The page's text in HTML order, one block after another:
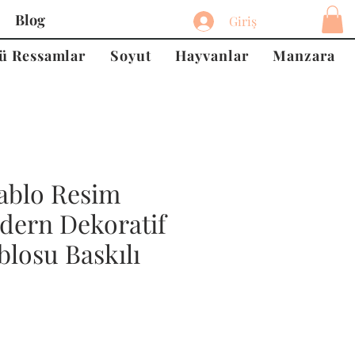
Giriş
Blog
Ressamlar Soyut Hayvanlar Manzara
Resim
Dekoratif
Baskılı